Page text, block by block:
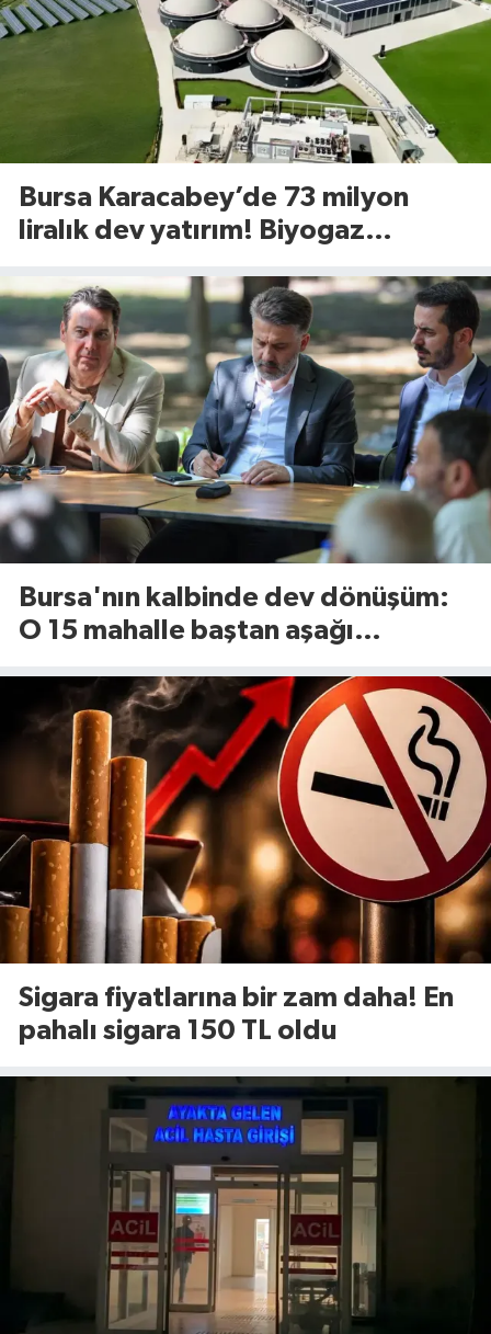
Bursa Karacabey’de 73 milyon
liralık dev yatırım! Biyogaz
yükseliyor
Bursa'nın kalbinde dev dönüşüm:
O 15 mahalle baştan aşağı
Sigara fiyatlarına bir zam daha! En
pahalı sigara 150 TL oldu